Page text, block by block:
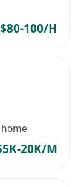
$80-100/H
20K/M